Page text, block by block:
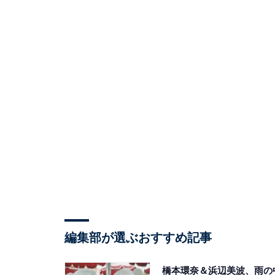
編集部が選ぶおすすめ記事
橋本環奈＆浜辺美波、雨の